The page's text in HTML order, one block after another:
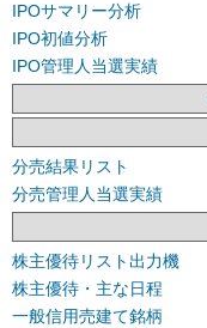
IPOサマリー分析
IPO初値分析
IPO管理人当選実績
分売結果リスト
分売管理人当選実績
株主優待リスト出力機
株主優待・主な日程
一般信用売建て銘柄